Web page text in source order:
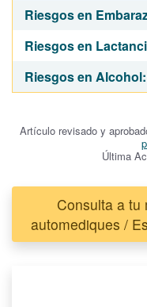
Riesgos en
Riesgos en
Riesgos en Alcohol:
Artículo revisado y
Última
Consulta a tu
automediques /